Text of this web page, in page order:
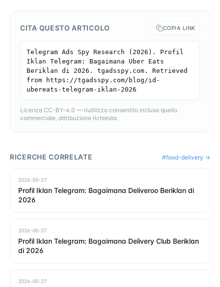
CITA QUESTO ARTICOLO COPIA LINK
Telegram Ads Spy Research (2026). Profil
Iklan Telegram: Bagaimana Uber Eats
Beriklan di 2026. tgadsspy.com. Retrieved
from https://tgadsspy.com/blog/id-
ubereats-telegram-iklan-2026
Licenza CC-BY-4.0 — riutilizzo consentito incluso quello
commerciale, attribuzione richiesta.
RICERCHE CORRELATE #food-delivery →
2026-05-27
Profil Iklan Telegram: Bagaimana Deliveroo Beriklan di
2026
2026-05-27
Profil Iklan Telegram: Bagaimana Delivery Club Beriklan
di 2026
2026-05-27